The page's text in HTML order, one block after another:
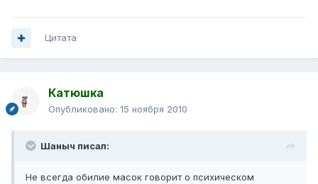
Цитата
Катюшка
Опубликовано: 15 ноября 2010
Шаныч писал:
Не всегда обилие масок говорит о психическом